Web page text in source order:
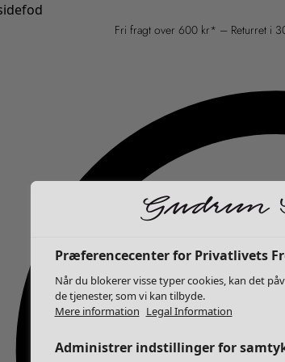
Fri fragt over 600 kr* – Returret i
Præferencecenter for Privatlivets
Når du blokerer visse typer cookies, kan det
de tjenester, som vi kan tilbyde.
Mere information Legal Information
Administrer indstillinger for